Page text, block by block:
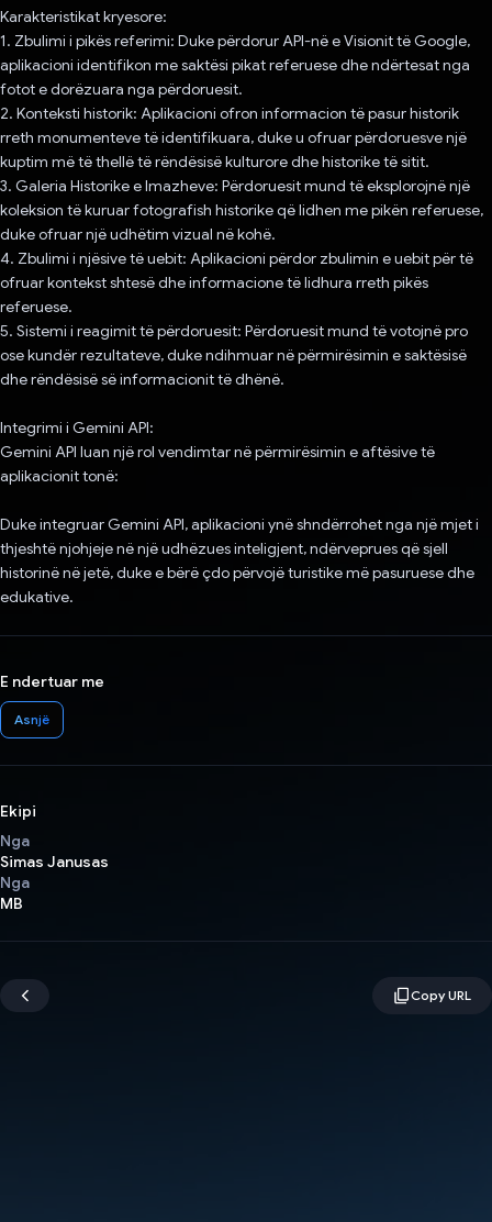
Karakteristikat kryesore:
1. Zbulimi i pikës referimi: Duke përdorur API-në e Visionit të Google,
aplikacioni identifikon me saktësi pikat referuese dhe ndërtesat nga
fotot e dorëzuara nga përdoruesit.
2. Konteksti historik: Aplikacioni ofron informacion të pasur historik
rreth monumenteve të identifikuara, duke u ofruar përdoruesve një
kuptim më të thellë të rëndësisë kulturore dhe historike të sitit.
3. Galeria Historike e Imazheve: Përdoruesit mund të eksplorojnë një
koleksion të kuruar fotografish historike që lidhen me pikën referuese,
duke ofruar një udhëtim vizual në kohë.
4. Zbulimi i njësive të uebit: Aplikacioni përdor zbulimin e uebit për të
ofruar kontekst shtesë dhe informacione të lidhura rreth pikës
referuese.
5. Sistemi i reagimit të përdoruesit: Përdoruesit mund të votojnë pro
ose kundër rezultateve, duke ndihmuar në përmirësimin e saktësisë
dhe rëndësisë së informacionit të dhënë.
Integrimi i Gemini API:
Gemini API luan një rol vendimtar në përmirësimin e aftësive të
aplikacionit tonë:
Duke integruar Gemini API, aplikacioni ynë shndërrohet nga një mjet i
thjeshtë njohjeje në një udhëzues inteligjent, ndërveprues që sjell
historinë në jetë, duke e bërë çdo përvojë turistike më pasuruese dhe
edukative.
E ndertuar me
Asnjë
Ekipi
Nga
Simas Janusas
Nga
MB